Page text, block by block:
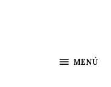
MENÚ